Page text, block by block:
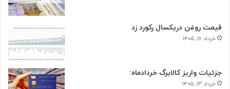
قیمت روغن دریکسال رکورد زد
خرداد ۱۶, ۱۴۰۵
جزئیات واریز کالابرگ خردادماه:
خرداد ۱۳, ۱۴۰۵